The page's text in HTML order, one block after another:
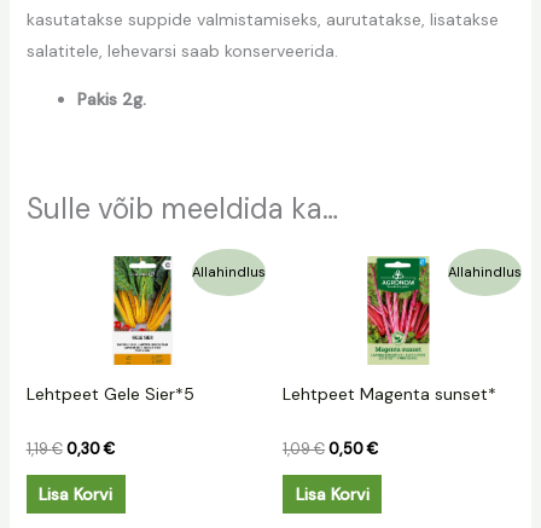
kasutatakse suppide valmistamiseks, aurutatakse, lisatakse
salatitele, lehevarsi saab konserveerida.
Pakis 2g.
Sulle võib meeldida ka…
Allahindlus
Lehtpeet Gele Sier*5
1,19€ 0,30€
Praegune
hind
on:
0,30 €.
Lisa Korvi
Allahindlus
Lehtpeet Magenta sunset*
1,09€
Algne
1,09 €.
0,50€
Praegune
hind
on:
0,50 €.
Lisa Korvi